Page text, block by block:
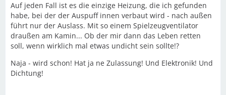
Auf jeden Fall ist es die einzige Heizung, die ich gefunden
habe, bei der der Auspuff innen verbaut wird - nach außen
führt nur der Auslass. Mit so einem Spielzeugventilator
draußen am Kamin... Ob der mir dann das Leben retten
soll, wenn wirklich mal etwas undicht sein sollte!?
Naja - wird schon! Hat ja ne Zulassung! Und Elektronik! Und
Dichtung!